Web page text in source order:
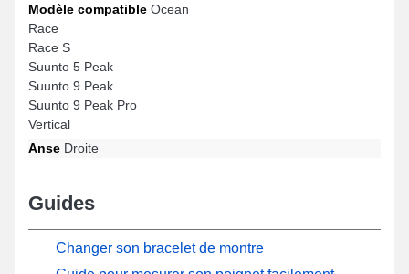
Modèle compatible Ocean
Race
Race S
Suunto 5 Peak
Suunto 9 Peak
Suunto 9 Peak Pro
Vertical
Anse Droite
Guides
Changer son bracelet de montre